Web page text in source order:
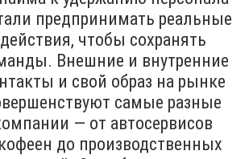
предпринимать реальные
действия, чтобы сохранять
Внешние и внутренние
и свой образ на рынке
самые разные
— от автосервисов
до производственных